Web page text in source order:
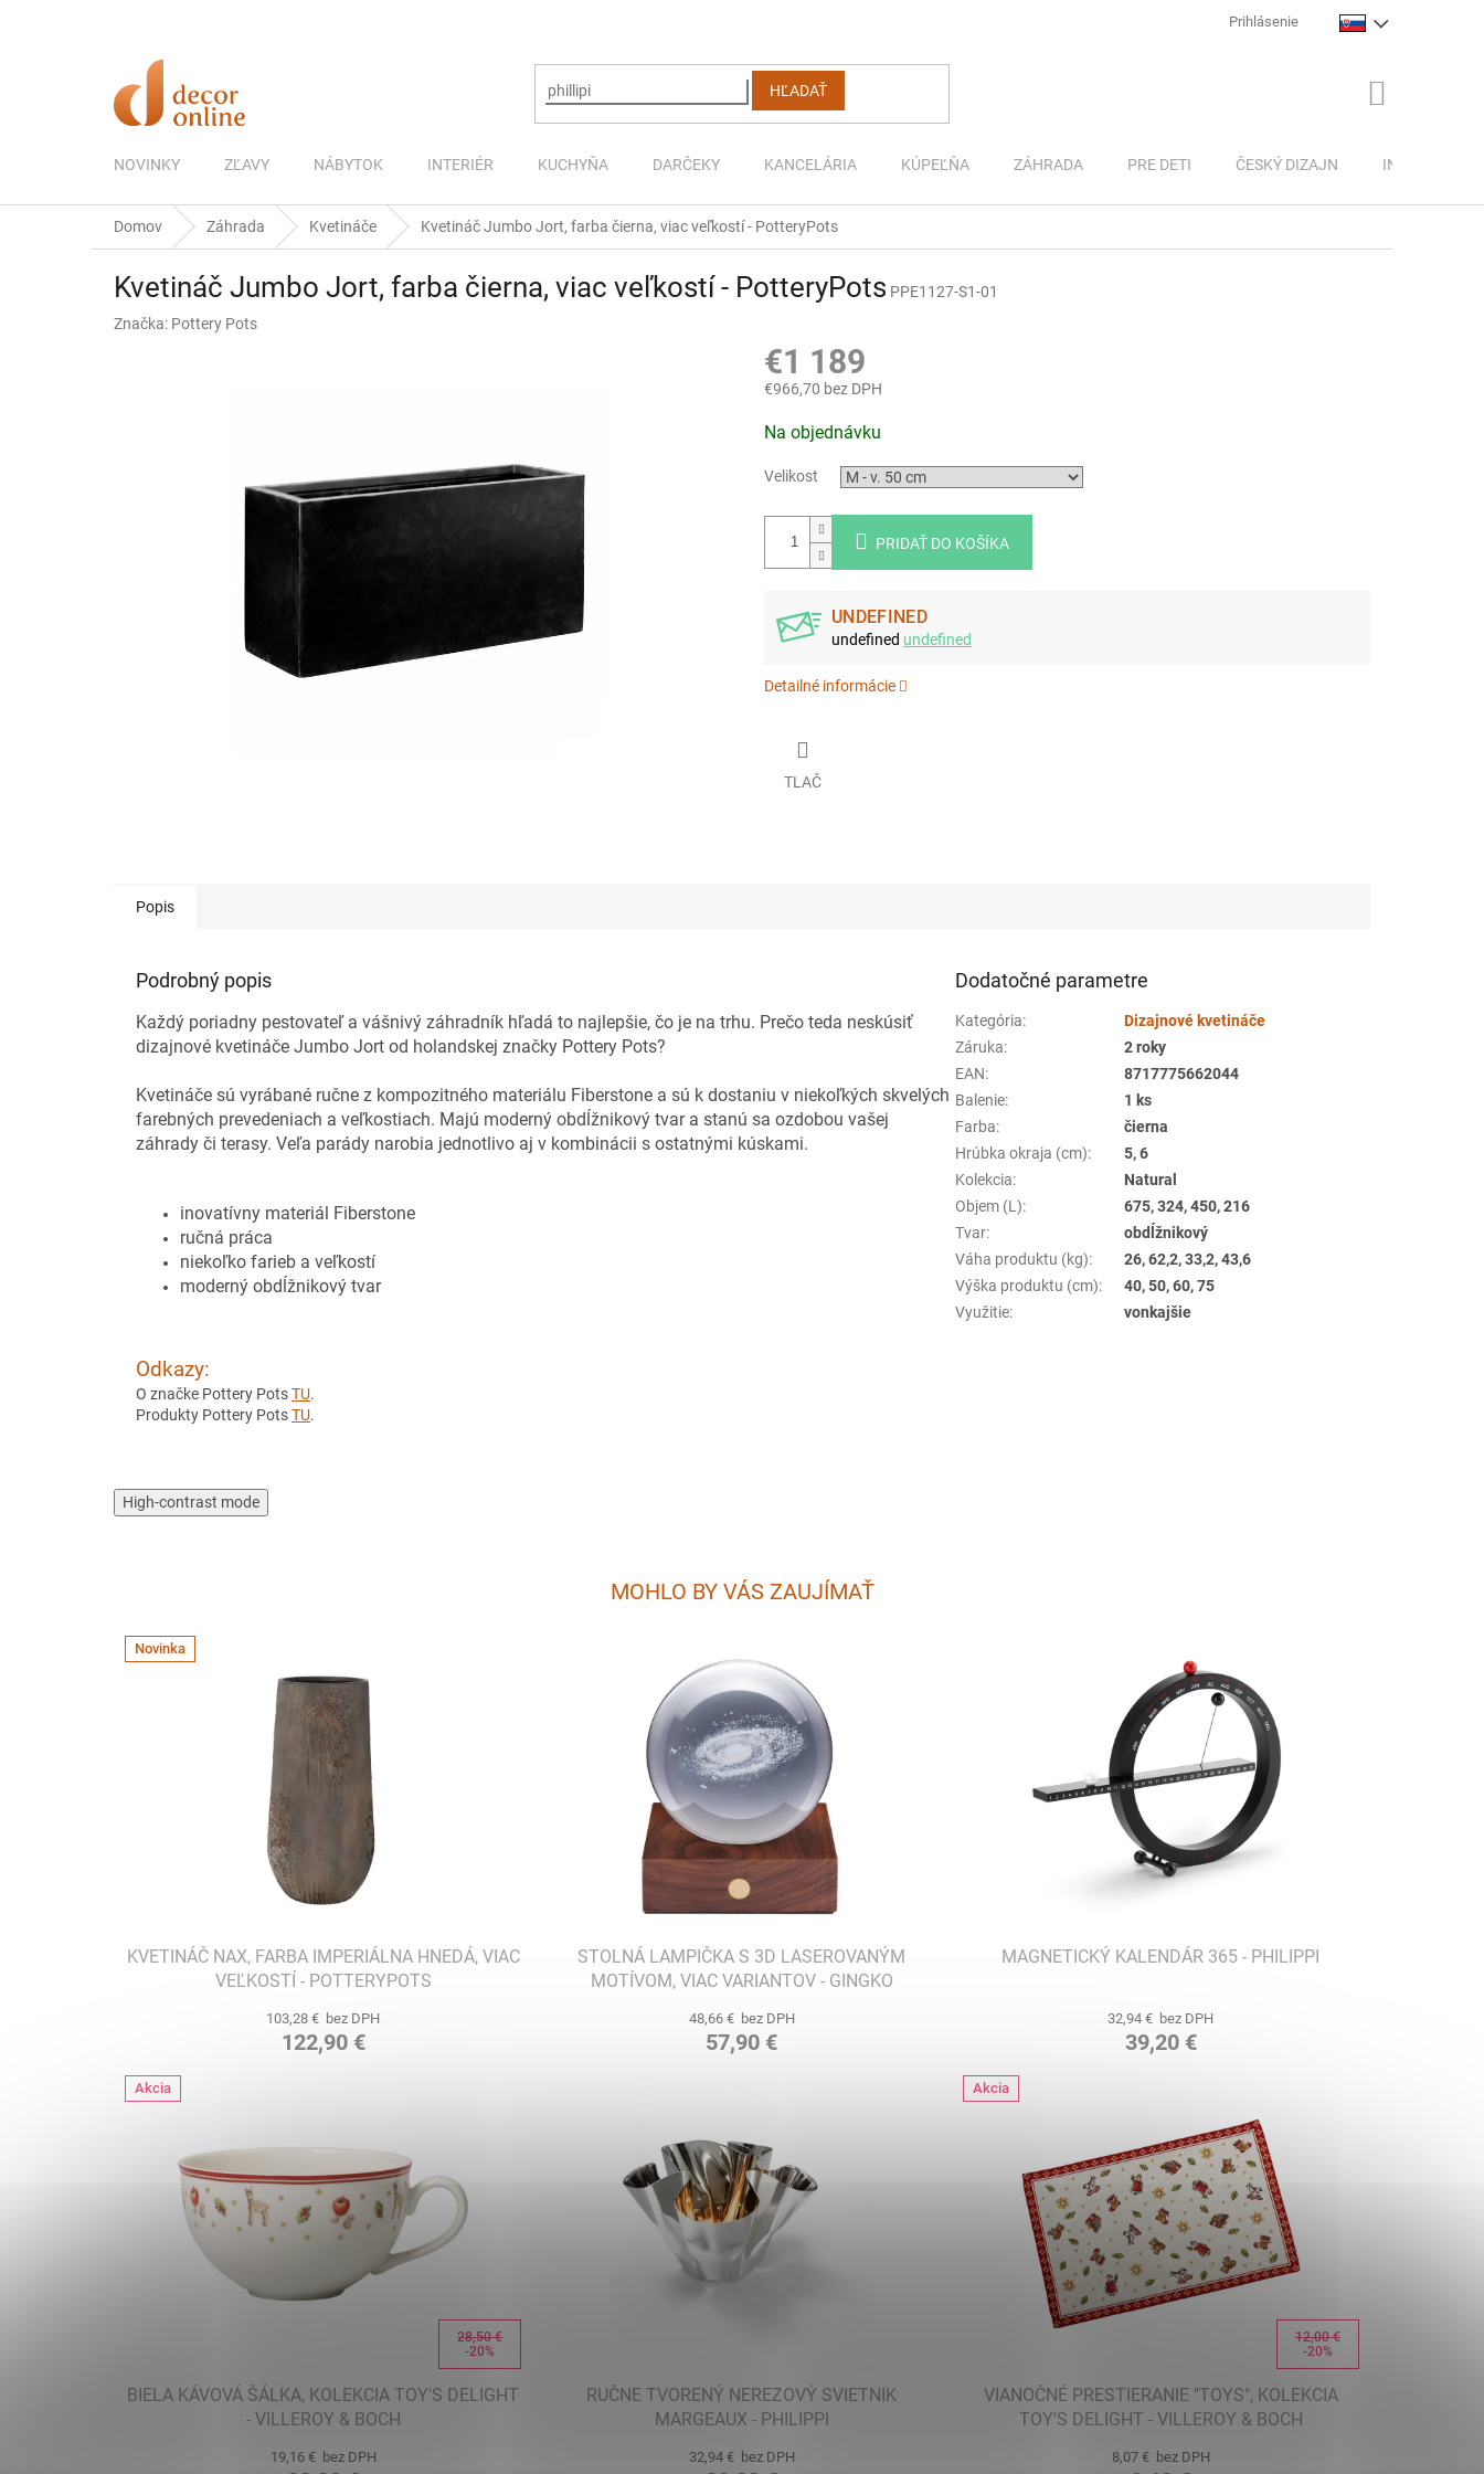
Prihlásenie
HĽADAŤ
NOVINKY ZĽAVY NÁBYTOK INTERIÉR KUCHYŇA DARČEKY KANCELÁRIA KÚPEĽŇA ZÁHRADA PRE DETI ČESKÝ DIZAJN INSPIRACE
Domov Záhrada Kvetináče Kvetináč Jumbo Jort, farba čierna, viac veľkostí - PotteryPots
Kvetináč Jumbo Jort, farba čierna, viac veľkostí - PotteryPots PPE1127-S1-01
Značka: Pottery Pots
€1 189
€966,70 bez DPH
cena:
Na objednávku
Velikost
PRIDAŤ DO KOŠÍKA
UNDEFINED
undefined undefined
Detailné informácie
TLAČ
Popis
Podrobný popis
Každý poriadny pestovateľ a vášnivý záhradník hľadá to najlepšie, čo je na trhu. Prečo teda neskúsiť
dizajnové kvetináče Jumbo Jort od holandskej značky Pottery Pots?
Kvetináče sú vyrábané ručne z kompozitného materiálu Fiberstone a sú k dostaniu v niekoľkých skvelých
farebných prevedeniach a veľkostiach. Majú moderný obdĺžnikový tvar a stanú sa ozdobou vašej
záhrady či terasy. Veľa parády narobia jednotlivo aj v kombinácii s ostatnými kúskami.
inovatívny materiál Fiberstone
ručná práca
niekoľko farieb a veľkostí
moderný obdĺžnikový tvar
Odkazy:
O značke Pottery PotsTU.
Produkty Pottery PotsTU.
Dodatočné parametre
Kategória:
Dizajnové kvetináče
Záruka:
2 roky
EAN:
8717775662044
Balenie:
1 ks
Farba:
čierna
Hrúbka okraja (cm):
5, 6
Kolekcia:
Natural
Objem (L):
675, 324, 450, 216
Tvar:
obdĺžnikový
Váha produktu (kg):
26, 62,2, 33,2, 43,6
Výška produktu (cm):
40, 50, 60, 75
Využitie: vonkajšie
High-contrast mode
MOHLO BY VÁS ZAUJÍMAŤ
Novinka
KVETINÁČ NAX, FARBA IMPERIÁLNA HNEDÁ, VIAC
VEĽKOSTÍ - POTTERYPOTS
103,28 € bez DPH
122,90 €
STOLNÁ LAMPIČKA S 3D LASEROVANÝM
MOTÍVOM, VIAC VARIANTOV - GINGKO
48,66 € bez DPH
57,90 €
MAGNETICKÝ KALENDÁR 365 - PHILIPPI
32,94 € bez DPH
39,20 €
Akcia
28,50 €
-20%
BIELA KÁVOVÁ ŠÁLKA, KOLEKCIA TOY'S DELIGHT
- VILLEROY & BOCH
19,16 € bez DPH
RUČNE TVORENÝ NEREZOVÝ SVIETNIK
MARGEAUX - PHILIPPI
32,94 € bez DPH
Akcia
12,00 €
-20%
VIANOČNÉ PRESTIERANIE "TOYS", KOLEKCIA
TOY'S DELIGHT - VILLEROY & BOCH
8,07 € bez DPH